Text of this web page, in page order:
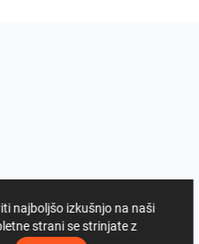
najboljšo izkušnjo na naši
strani se strinjate z